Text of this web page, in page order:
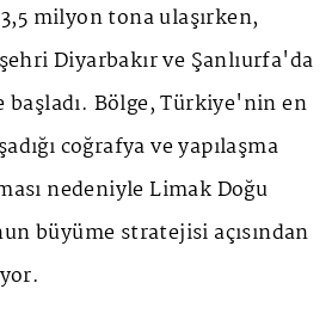
milyon tona ulaşırken,
Diyarbakır ve Şanlıurfa'da
Bölge, Türkiye'nin en
coğrafya ve yapılaşma
nedeniyle Limak Doğu
büyüme stratejisi açısından